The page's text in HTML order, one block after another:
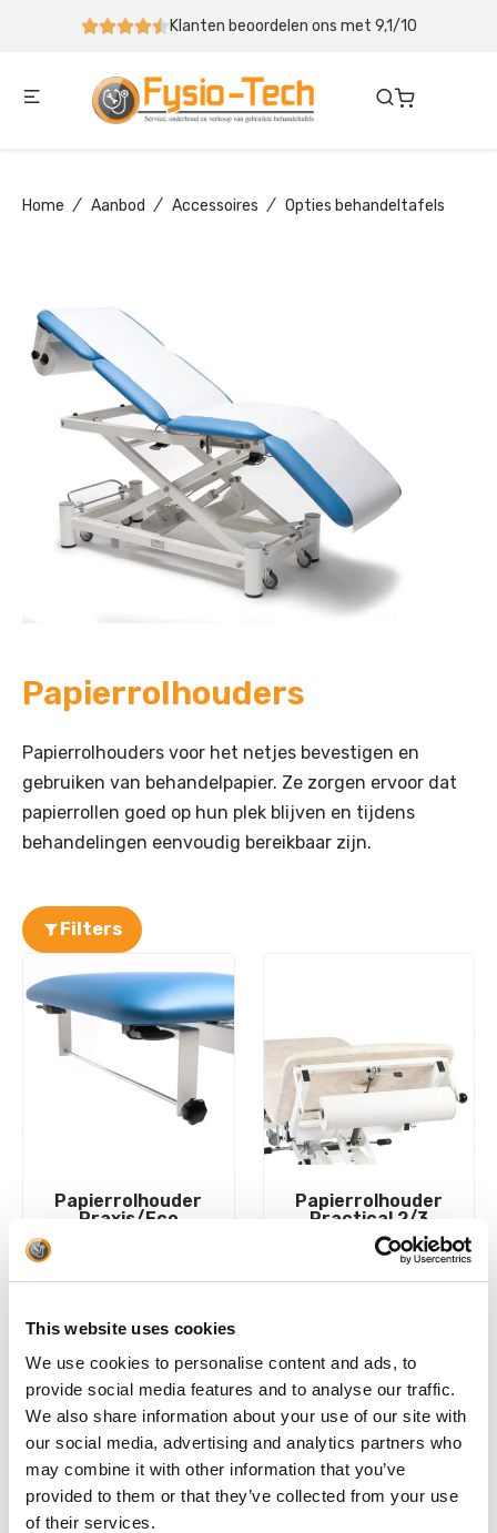
This website uses cookies
We use cookies to personalise content and ads, to
provide social media features and to analyse our traffic.
We also share information about your use of our site with
our social media, advertising and analytics partners who
may combine it with other information that you’ve
provided to them or that they’ve collected from your use
of their services.
Klanten beoordelen ons met 9,1/10
Home / Aanbod / Accessoires / Opties behandeltafels
Papierrolhouders
Papierrolhouders voor het netjes bevestigen en
gebruiken van behandelpapier. Ze zorgen ervoor dat
papierrollen goed op hun plek blijven en tijdens
behandelingen eenvoudig bereikbaar zijn.
Filters
Papierrolhouder
Praxis/Eco
BESTEL NU!
Papierrolhouder
Practical 2/3
90,48